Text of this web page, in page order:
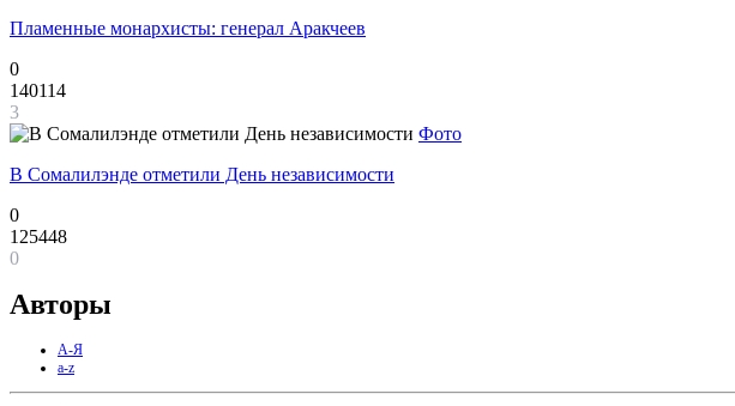
Пламенные монархисты: генерал Аракчеев
0
140114
3
Фото
В Сомалилэнде отметили День независимости
0
125448
0
Авторы
А-Я
a-z